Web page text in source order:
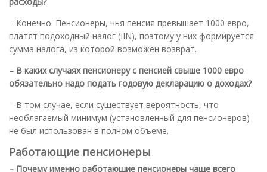
– Конечно. Пенсионеры, чья пенсия превышает 1000 евро,
платят подоходный налог (IIN), поэтому у них формируется
сумма налога, из которой возможен возврат.
– В каких случаях пенсионеру с пенсией свыше 1000 евро
обязательно надо подать годовую декларацию о доходах?
– В том случае, если существует вероятность, что
необлагаемый минимум (установленный для пенсионеров)
не был использован в полном объеме.
Работающие пенсионеры
– Почему именно работающие пенсионеры чаще всего